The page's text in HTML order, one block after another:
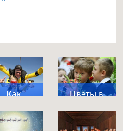
Как
Цветы в
школу